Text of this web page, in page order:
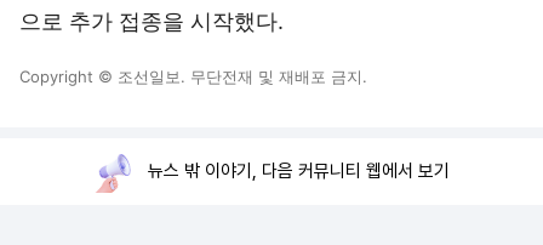
으로 추가 접종을 시작했다.
Copyright © 조선일보. 무단전재 및 재배포 금지.
뉴스 밖 이야기, 다음 커뮤니티 웹에서 보기